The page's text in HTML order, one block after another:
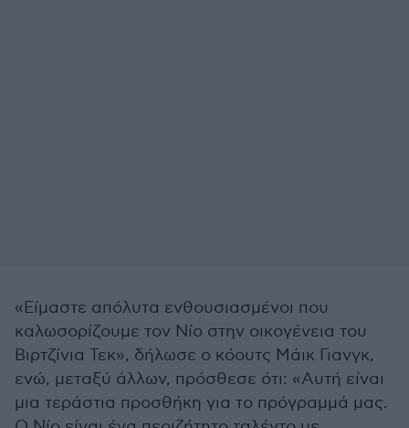
«Είμαστε απόλυτα ενθουσιασμένοι που
καλωσορίζουμε τον Νίο στην οικογένεια του
Βιρτζίνια Τεκ», δήλωσε ο κόουτς Μάικ Γιανγκ,
ενώ, μεταξύ άλλων, πρόσθεσε ότι: «Αυτή είναι
μια τεράστια προσθήκη για το πρόγραμμά μας.